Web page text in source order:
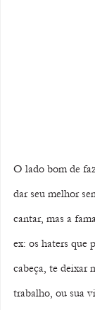
O lado bom de
dar seu melhor
cantar, mas a
ex: os haters que
cabeça, te deixar
trabalho, ou sua